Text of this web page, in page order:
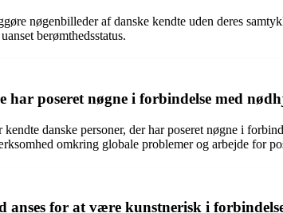
nøgenbilleder af danske kendte uden deres
berømthedsstatus.
har poseret nøgne i forbindelse med
danske personer, der har poseret nøgne i
omkring globale problemer og arbejde for
anses for at være kunstnerisk i